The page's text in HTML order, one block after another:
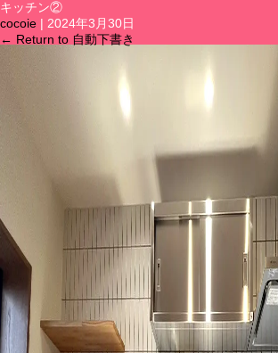
キッチン②
cocoie
2024年3月30日
← Return to 自動下書き